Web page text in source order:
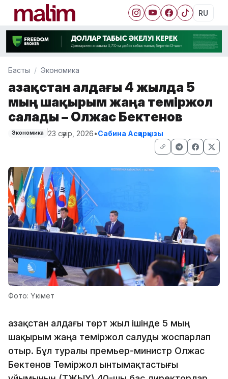
RU
Басты Экономика
Қазақстан алдағы 4 жылда 5
мың шақырым жаңа теміржол
салады – Олжас Бектенов
Экономика 23 сәуір, 2026•Сабина Асқарқызы
Фото: Үкімет
Қазақстан алдағы төрт жыл ішінде 5 мың
шақырым жаңа теміржол салуды жоспарлап
отыр. Бұл туралы премьер-министр Олжас
Бектенов Теміржол ынтымақтастығы